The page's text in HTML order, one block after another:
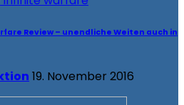
Review – unendliche Weiten auch in
19. November 2016